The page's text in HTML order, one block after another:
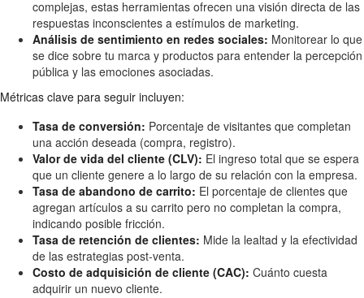
complejas, estas herramientas ofrecen una visión directa de las
respuestas inconscientes a estímulos de marketing.
Análisis de sentimiento en redes sociales: Monitorear lo que
se dice sobre tu marca y productos para entender la percepción
pública y las emociones asociadas.
Métricas clave para seguir incluyen:
Tasa de conversión: Porcentaje de visitantes que completan
una acción deseada (compra, registro).
Valor de vida del cliente (CLV): El ingreso total que se espera
que un cliente genere a lo largo de su relación con la empresa.
Tasa de abandono de carrito: El porcentaje de clientes que
agregan artículos a su carrito pero no completan la compra,
indicando posible fricción.
Tasa de retención de clientes: Mide la lealtad y la efectividad
de las estrategias post-venta.
Costo de adquisición de cliente (CAC): Cuánto cuesta
adquirir un nuevo cliente.